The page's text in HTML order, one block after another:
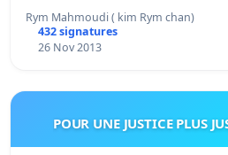
Rym Mahmoudi ( kim Rym chan)
432 signatures
26 Nov 2013
POUR UNE JUSTICE PLUS